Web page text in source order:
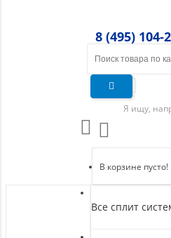
8 (495) 104-
Я ищу,
В корзине пусто!
Все сплит